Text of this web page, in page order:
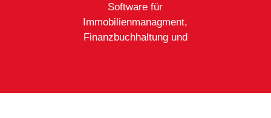
Software für
Immobilienmanagment,
Finanzbuchhaltung und